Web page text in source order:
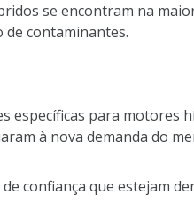
se encontram na
de contaminantes.
específicas para motores
à nova demanda do
confiança que estejam